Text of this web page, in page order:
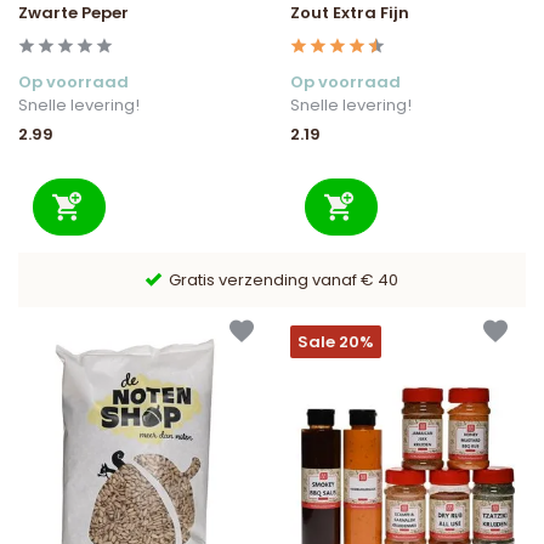
Zwarte Peper
Op voorraad
Snelle levering!
2.99
Zout Extra Fijn
Op voorraad
Snelle levering!
2.19
9,6/10 Webwinkelkeur ✔
Sale 20%